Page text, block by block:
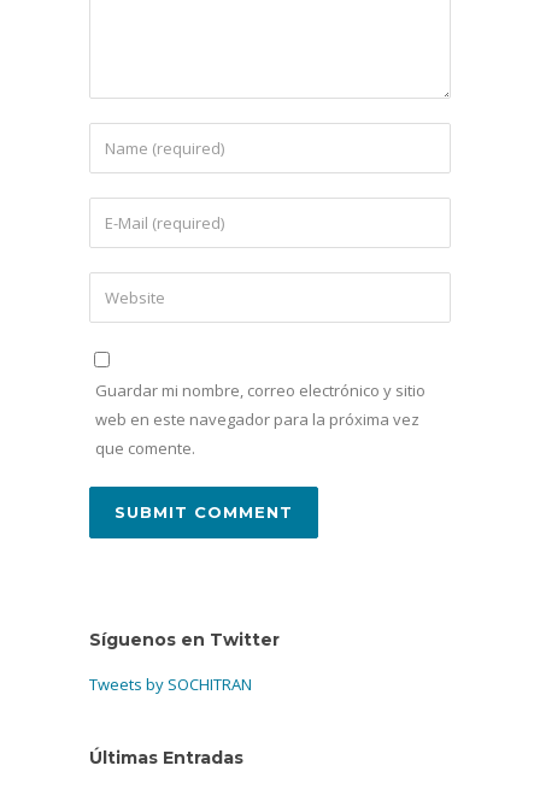
Guardar mi nombre, correo electrónico y sitio
web en este navegador para la próxima vez
que comente.
Síguenos en Twitter
Tweets by SOCHITRAN
Últimas Entradas